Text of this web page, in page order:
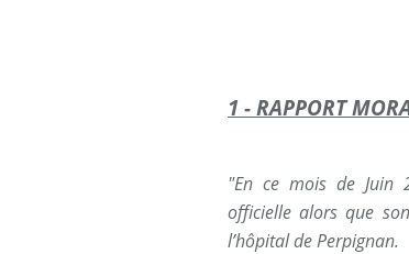
1 - RAPPORT
"En ce mois de Juin
officielle alors que
l’hôpital de Perpignan.